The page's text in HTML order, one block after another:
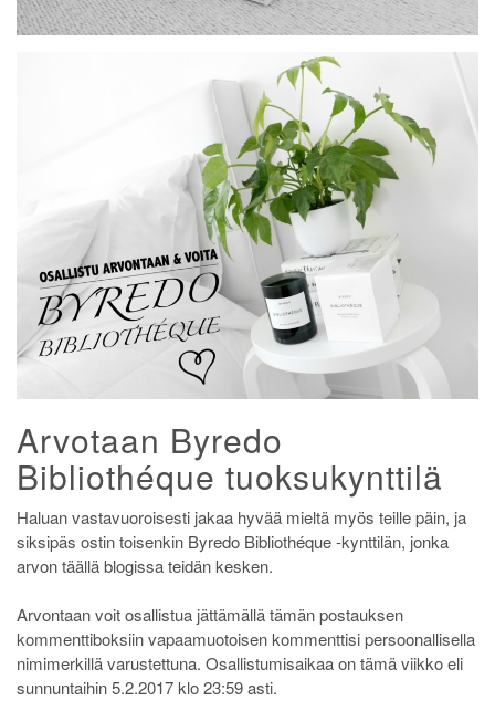
Arvotaan Byredo
Bibliothéque tuoksukynttilä
Haluan vastavuoroisesti jakaa hyvää mieltä myös teille päin, ja
siksipäs ostin toisenkin Byredo Bibliothéque -kynttilän, jonka
arvon täällä blogissa teidän kesken.
Arvontaan voit osallistua jättämällä tämän postauksen
kommenttiboksiin vapaamuotoisen kommenttisi persoonallisella
nimimerkillä varustettuna. Osallistumisaikaa on tämä viikko eli
sunnuntaihin 5.2.2017 klo 23:59 asti.